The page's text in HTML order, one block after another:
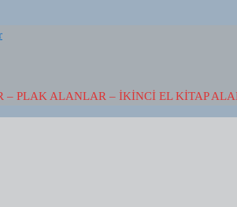
PLAK ALANLAR – İKINCI EL KITAP